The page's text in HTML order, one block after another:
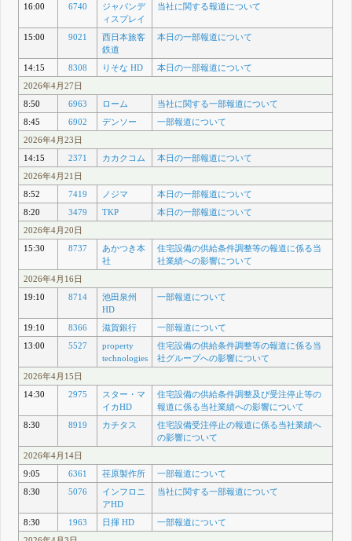
16:00
6740
ジャパンデ
ィスプレイ
当社に関する報道について
15:00 9021
西日本旅客
鉄道
本日の一部報道について
14:15 8308 りそな HD
本日の一部報道について
2026年4月27日
8:50
6963 ローム
当社に関する一部報道について
8:45
6902 デンソー
一部報道について
2026年4月23日
14:15
2371 カカクコム
本日の一部報道について
2026年4月21日
8:52
7419 ノジマ
本日の一部報道について
8:20
3479 TKP
本日の一部報道について
2026年4月20日
15:30
8737
あかつき本
社
住宅設備の供給条件調整等の報道に係る当
社業績への影響について
2026年4月16日
19:10
8714
池田泉州
HD
一部報道について
19:10 8366 滋賀銀行
一部報道について
13:00
5527
property
technologies
住宅設備の供給条件調整等の報道に係る当
社グループへの影響について
2026年4月15日
14:30
2975
スター・マ
イカHD
住宅設備の供給条件調整及び受注停止等の
報道に係る当社業績への影響について
8:30
8919 カチタス
住宅設備受注停止の報道に係る当社業績へ
の影響について
2026年4月14日
9:05
6361 荏原製作所
一部報道について
8:30
5076
インフロニ
アHD
当社に関する一部報道について
8:30 1963 日揮 HD
一部報道について